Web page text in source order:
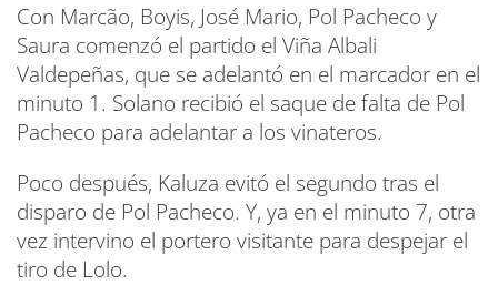
Con Marcão, Boyis, José Mario, Pol Pacheco y
Saura comenzó el partido el Viña Albali
Valdepeñas, que se adelantó en el marcador en el
minuto 1. Solano recibió el saque de falta de Pol
Pacheco para adelantar a los vinateros.
Poco después, Kaluza evitó el segundo tras el
disparo de Pol Pacheco. Y, ya en el minuto 7, otra
vez intervino el portero visitante para despejar el
tiro de Lolo.